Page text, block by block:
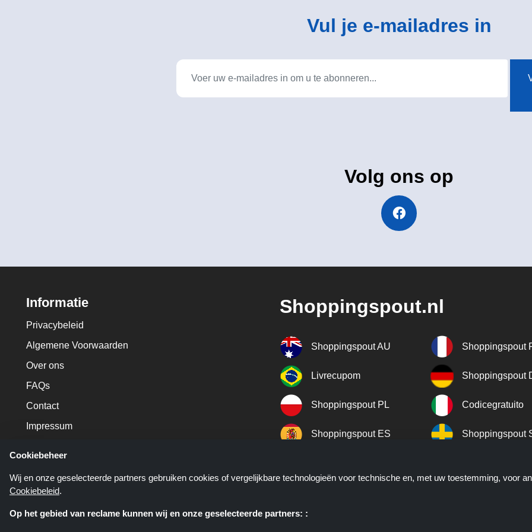
Vul je e-mailadres in
Volg ons op
Informatie
Privacybeleid
Algemene Voorwaarden
Over ons
FAQs
Contact
Impressum
Shoppingspout.nl
Shoppingspout AU Shoppingspout
Livrecupom Shoppingspout
Shoppingspout PL Codicegratuito
Shoppingspout ES Shoppingspout
Cookiebeheer
Wij en onze geselecteerde partners gebruiken cookies of vergelijkbare technologieën voor technische en, met uw toestemming, voor
Cookiebeleid.
Op het gebied van reclame kunnen wij en onze geselecteerde partners: :